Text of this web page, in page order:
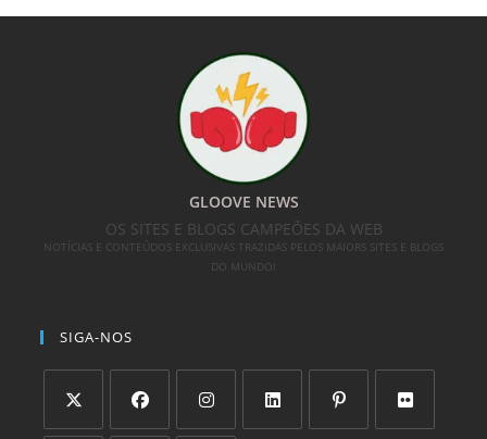
GLOOVE NEWS
OS SITES E BLOGS CAMPEÕES DA WEB
NOTÍCIAS E CONTEÚDOS EXCLUSIVAS TRAZIDAS PELOS MAIORS SITES E BLOGS
DO MUNDO!
SIGA-NOS